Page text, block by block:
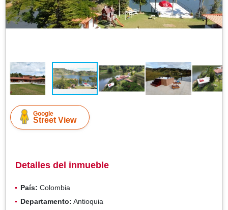
Google
Street View
Detalles del inmueble
País: Colombia
Departamento: Antioquia